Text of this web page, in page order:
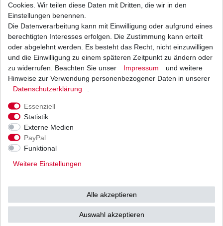
Dichtung Lichtmaschine Suzuki GS 500 BK
GM51 1989 - 2009
UVP 10,75 € 8,30 € *
1 Stück | 8,30 € / Stück
inkl. ges. MwSt. zzgl.
Versand
Ab einem Warenwert von
500 Euro versenden wir
53783 Eitorf (
unbedingt Termin
Cookies. Wir teilen diese Daten mit Dritten, die wir in den
Einstellungen benennen.
Die Datenverarbeitung kann mit Einwilligung oder aufgrund eines
berechtigten Interesses erfolgen. Die Zustimmung kann erteilt
oder abgelehnt werden. Es besteht das Recht, nicht einzuwilligen
und die Einwilligung zu einem späteren Zeitpunkt zu ändern oder
zu widerrufen. Beachten Sie unser
Impressum
und weitere
Hinweise zur Verwendung personenbezogener Daten in unserer
Daten­schutz­erklärung
Essenziell
Statistik
Externe Medien
PayPal
Funktional
Weitere Einstellungen
Alle akzeptieren
Auswahl akzeptieren